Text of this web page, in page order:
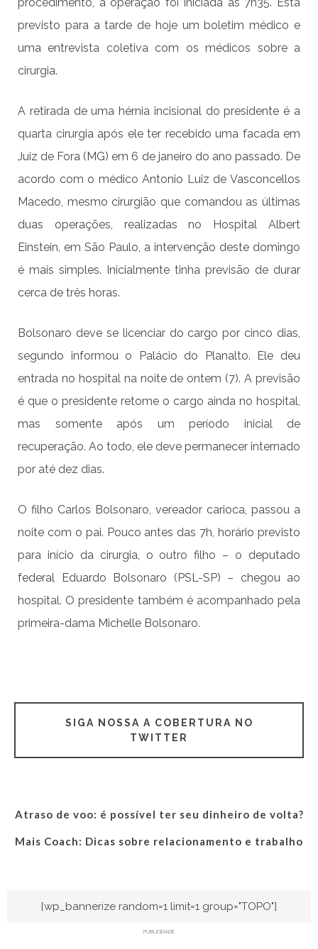
previsto para a tarde de hoje um boletim médico e
uma entrevista coletiva com os médicos sobre a
cirurgia.
A retirada de uma hérnia incisional do presidente é a
quarta cirurgia após ele ter recebido uma facada em
Juiz de Fora (MG) em 6 de janeiro do ano passado. De
acordo com o médico Antonio Luiz de Vasconcellos
Macedo, mesmo cirurgião que comandou as últimas
duas operações, realizadas no Hospital Albert
Einstein, em São Paulo, a intervenção deste domingo
é mais simples. Inicialmente tinha previsão de durar
cerca de três horas.
Bolsonaro deve se licenciar do cargo por cinco dias,
segundo informou o Palácio do Planalto. Ele deu
entrada no hospital na noite de ontem (7). A previsão
é que o presidente retome o cargo ainda no hospital,
mas somente após um período inicial de
recuperação. Ao todo, ele deve permanecer internado
por até dez dias.
O filho Carlos Bolsonaro, vereador carioca, passou a
noite com o pai. Pouco antes das 7h, horário previsto
para início da cirurgia, o outro filho – o deputado
federal Eduardo Bolsonaro (PSL-SP) – chegou ao
hospital. O presidente também é acompanhado pela
primeira-dama Michelle Bolsonaro.
SIGA NOSSA A COBERTURA NO
TWITTER
Atraso de voo: é possível ter seu dinheiro de volta?
Mais Coach: Dicas sobre relacionamento e trabalho
[wp_bannerize random=1 limit=1 group="TOPO"]
PUBLICIDADE